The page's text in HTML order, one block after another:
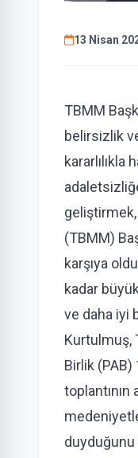
13 Nisan
TBMM
belirsizlik
(TBMM)
karşıya
kadar
ve daha iyi
Kurtulmuş,
Birlik (PAB)
toplantının
duyduğunu